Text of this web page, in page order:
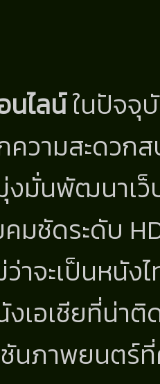
นไลน์ในปัจจุ
ความสะดว
งมั่นพัฒนาเ
ชัดระดับ
าจะเป็นหนั
งเอเชียที่น่า
นภาพยนตร์